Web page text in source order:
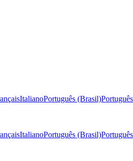
ItalianoPortuguês (Brasil)
ItalianoPortuguês (Brasil)